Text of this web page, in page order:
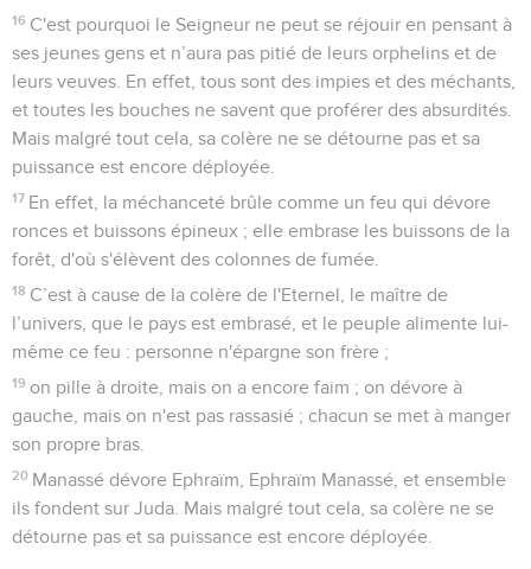
16 C'est pourquoi le Seigneur ne peut se réjouir en pensant à
ses jeunes gens et n’aura pas pitié de leurs orphelins et de
leurs veuves. En effet, tous sont des impies et des méchants,
et toutes les bouches ne savent que proférer des absurdités.
Mais malgré tout cela, sa colère ne se détourne pas et sa
puissance est encore déployée.
17 En effet, la méchanceté brûle comme un feu qui dévore
ronces et buissons épineux ; elle embrase les buissons de la
forêt, d'où s'élèvent des colonnes de fumée.
18 C’est à cause de la colère de l'Eternel, le maître de
l’univers, que le pays est embrasé, et le peuple alimente lui-
même ce feu : personne n'épargne son frère ;
19 on pille à droite, mais on a encore faim ; on dévore à
gauche, mais on n'est pas rassasié ; chacun se met à manger
son propre bras.
20 Manassé dévore Ephraïm, Ephraïm Manassé, et ensemble
ils fondent sur Juda. Mais malgré tout cela, sa colère ne se
détourne pas et sa puissance est encore déployée.